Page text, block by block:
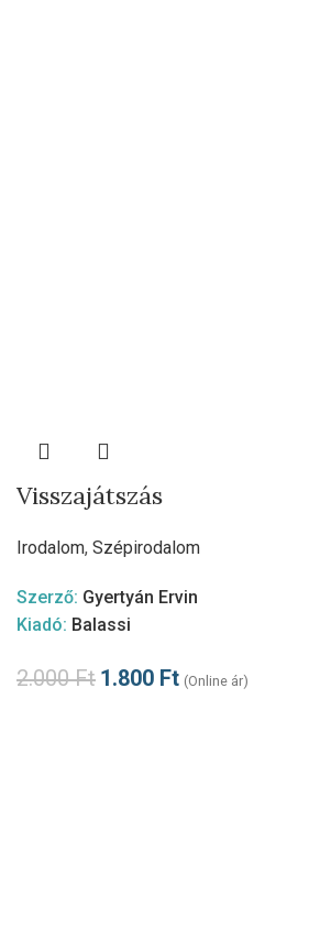
Visszajátszás
Irodalom, Szépirodalom
Szerző: Gyertyán Ervin
Kiadó: Balassi
2.000Ft 1.800 Ft (Online ár)